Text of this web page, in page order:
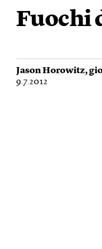
Fuochi
Jason Horowitz,
9.7.2012